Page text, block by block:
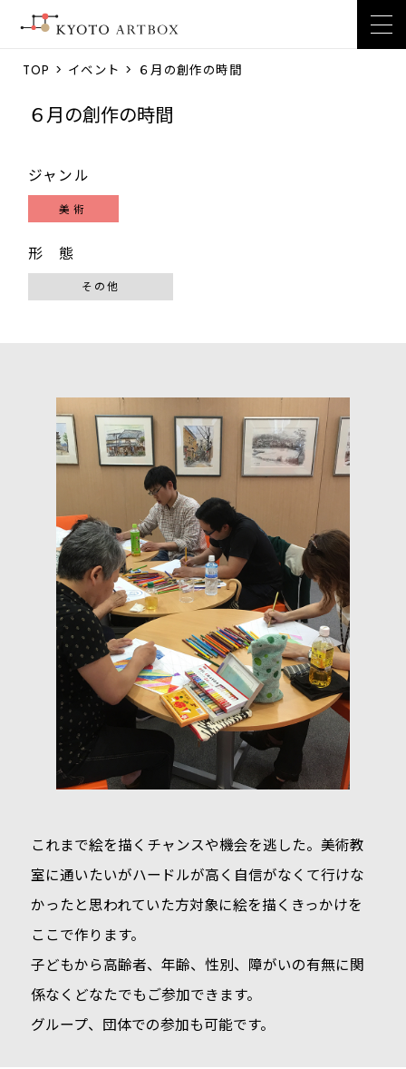
TOP > イベント > ６月の創作の時間
６月の創作の時間
ジャンル
美術
形 態
その他
これまで絵を描くチャンスや機会を逃した。美術教
室に通いたいがハードルが高く自信がなくて行けな
かったと思われていた方対象に絵を描くきっかけを
ここで作ります。
子どもから高齢者、年齢、性別、障がいの有無に関
係なくどなたでもご参加できます。
グループ、団体での参加も可能です。